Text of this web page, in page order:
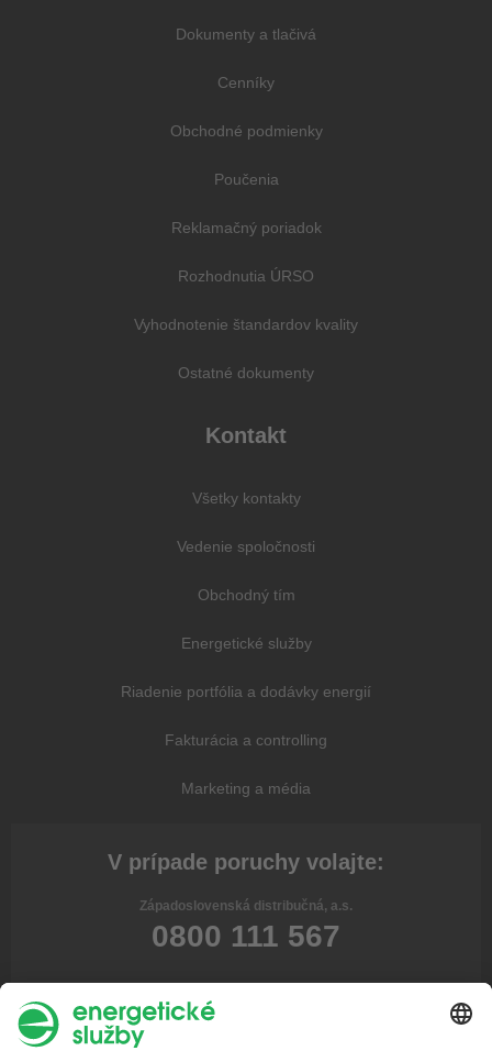
Dokumenty a tlačivá
Cenníky
Obchodné podmienky
Poučenia
Reklamačný poriadok
Rozhodnutia ÚRSO
Vyhodnotenie štandardov kvality
Ostatné dokumenty
Kontakt
Všetky kontakty
Vedenie spoločnosti
Obchodný tím
Energetické služby
Riadenie portfólia a dodávky energií
Fakturácia a controlling
Marketing a média
V prípade poruchy volajte:
Západoslovenská distribučná, a.s.
0800 111 567
Stredoslovenská distribučná, a.s.